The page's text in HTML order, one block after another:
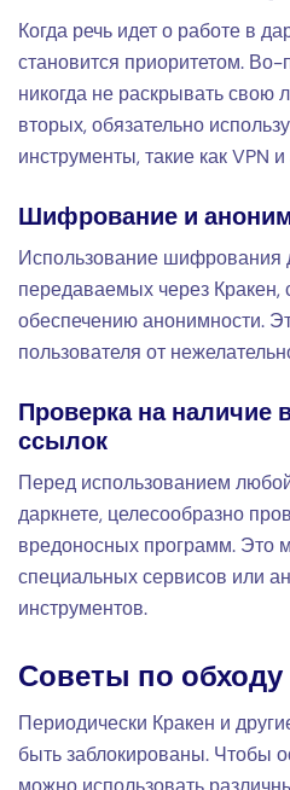
Когда речь идет о работе в
становится приоритетом.
никогда не раскрывать
вторых, обязательно
инструменты, такие как VPN
Шифрование и
Использование шифрования
передаваемых через Кракен,
обеспечению анонимности.
пользователя от
Проверка на наличие
ссылок
Перед использованием
даркнете, целесообразно
вредоносных программ. Это
специальных сервисов или
инструментов.
Советы по
Периодически Кракен и
быть заблокированы. Чтобы